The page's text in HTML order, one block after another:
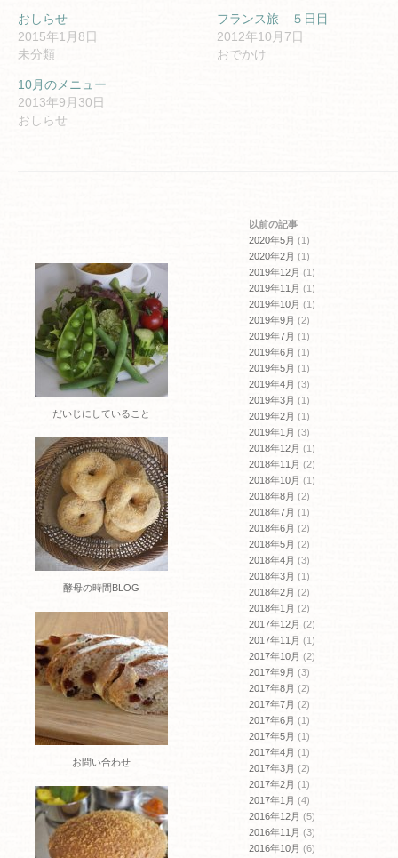
共
有
(新
し
い
ィ
ン
ド
ウ
で
リ
ッ
く
だ
さ
い
おしらせ
2015年1月8日
未分類
フランス旅 ５日目
2012年10月7日
おでかけ
10月のメニュー
2013年9月30日
おしらせ
だいじにしていること
酵母の時間BLOG
お問い合わせ
以前の記事
2020年5月 (1)
2020年2月 (1)
2019年12月 (1)
2019年11月 (1)
2019年10月 (1)
2019年9月 (2)
2019年7月 (1)
2019年6月 (1)
2019年5月 (1)
2019年4月 (3)
2019年3月 (1)
2019年2月 (1)
2019年1月 (3)
2018年12月 (1)
2018年11月 (2)
2018年10月 (1)
2018年8月 (2)
2018年7月 (1)
2018年6月 (2)
2018年5月 (2)
2018年4月 (3)
2018年3月 (1)
2018年2月 (2)
2018年1月 (2)
2017年12月 (2)
2017年11月 (1)
2017年10月 (2)
2017年9月 (3)
2017年8月 (2)
2017年7月 (2)
2017年6月 (1)
2017年5月 (1)
2017年4月 (1)
2017年3月 (2)
2017年2月 (1)
2017年1月 (4)
2016年12月 (5)
2016年11月 (3)
2016年10月 (6)